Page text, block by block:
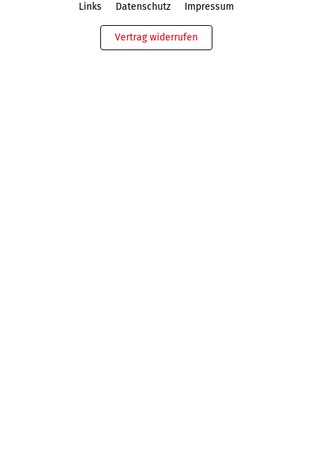
Links Datenschutz Impressum
Vertrag widerrufen